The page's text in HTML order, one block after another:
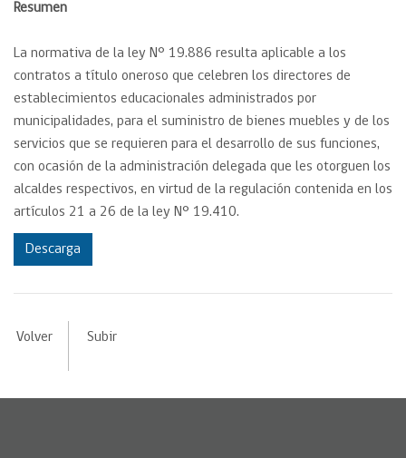
Resumen
La normativa de la ley N° 19.886 resulta aplicable a los
contratos a título oneroso que celebren los directores de
establecimientos educacionales administrados por
municipalidades, para el suministro de bienes muebles y de los
servicios que se requieren para el desarrollo de sus funciones,
con ocasión de la administración delegada que les otorguen los
alcaldes respectivos, en virtud de la regulación contenida en los
artículos 21 a 26 de la ley N° 19.410.
Descarga
Volver Subir